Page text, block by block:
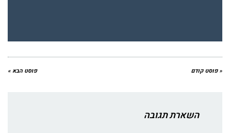
« פוסט קודם פוסט הבא »
השארת תגובה